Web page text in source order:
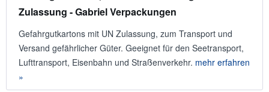
Zulassung - Gabriel Verpackungen
Gefahrgutkartons mit UN Zulassung, zum Transport und
Versand gefährlicher Güter. Geeignet für den Seetransport,
Lufttransport, Eisenbahn und Straßenverkehr. mehr erfahren
»